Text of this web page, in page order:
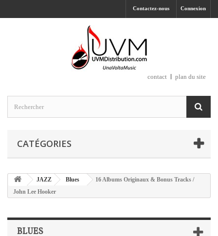
Connexion
Contactez-nous
contact plan du site
CATÉGORIES
JAZZ Blues
16 Albums Originaux & Bonus Tracks /
John Lee Hooker
BLUES